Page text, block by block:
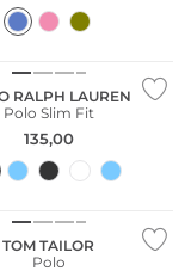
RALPH LAUREN
Polo Slim Fit
135,00
TOM TAILOR
Polo